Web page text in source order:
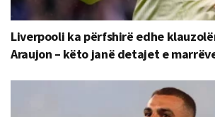
Liverpooli ka përfshirë edhe
Araujon – këto janë detajet e